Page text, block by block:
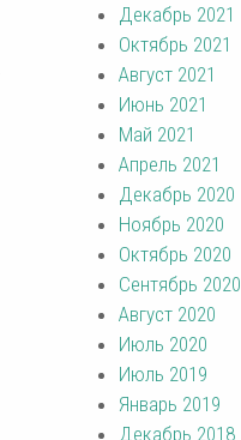
Декабрь 2021
Октябрь 2021
Август 2021
Июнь 2021
Май 2021
Апрель 2021
Декабрь 2020
Ноябрь 2020
Октябрь 2020
Сентябрь 2020
Август 2020
Июль 2020
Июль 2019
Январь 2019
Декабрь 2018